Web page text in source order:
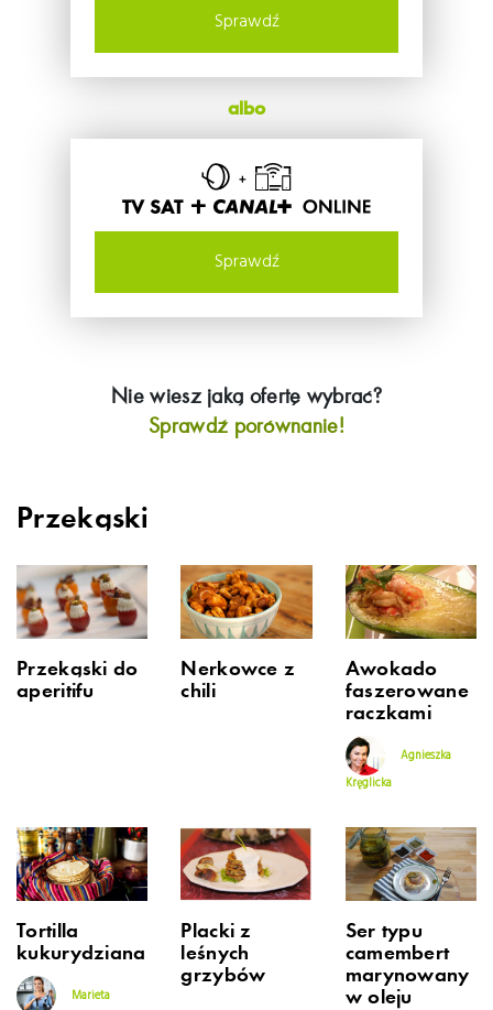
Sprawdź
albo
TV SAT +
Sprawdź
Nie wiesz jaką ofertę wybrać?
Sprawdź porównanie!
Przekąski
Przekąski do
aperitifu
Nerkowce z
chili
Awokado
faszerowane
raczkami
Agnieszka
Kręglicka
Tortilla
kukurydziana
Marieta
Placki z
leśnych
grzybów
Ser typu
camembert
marynowany
w oleju